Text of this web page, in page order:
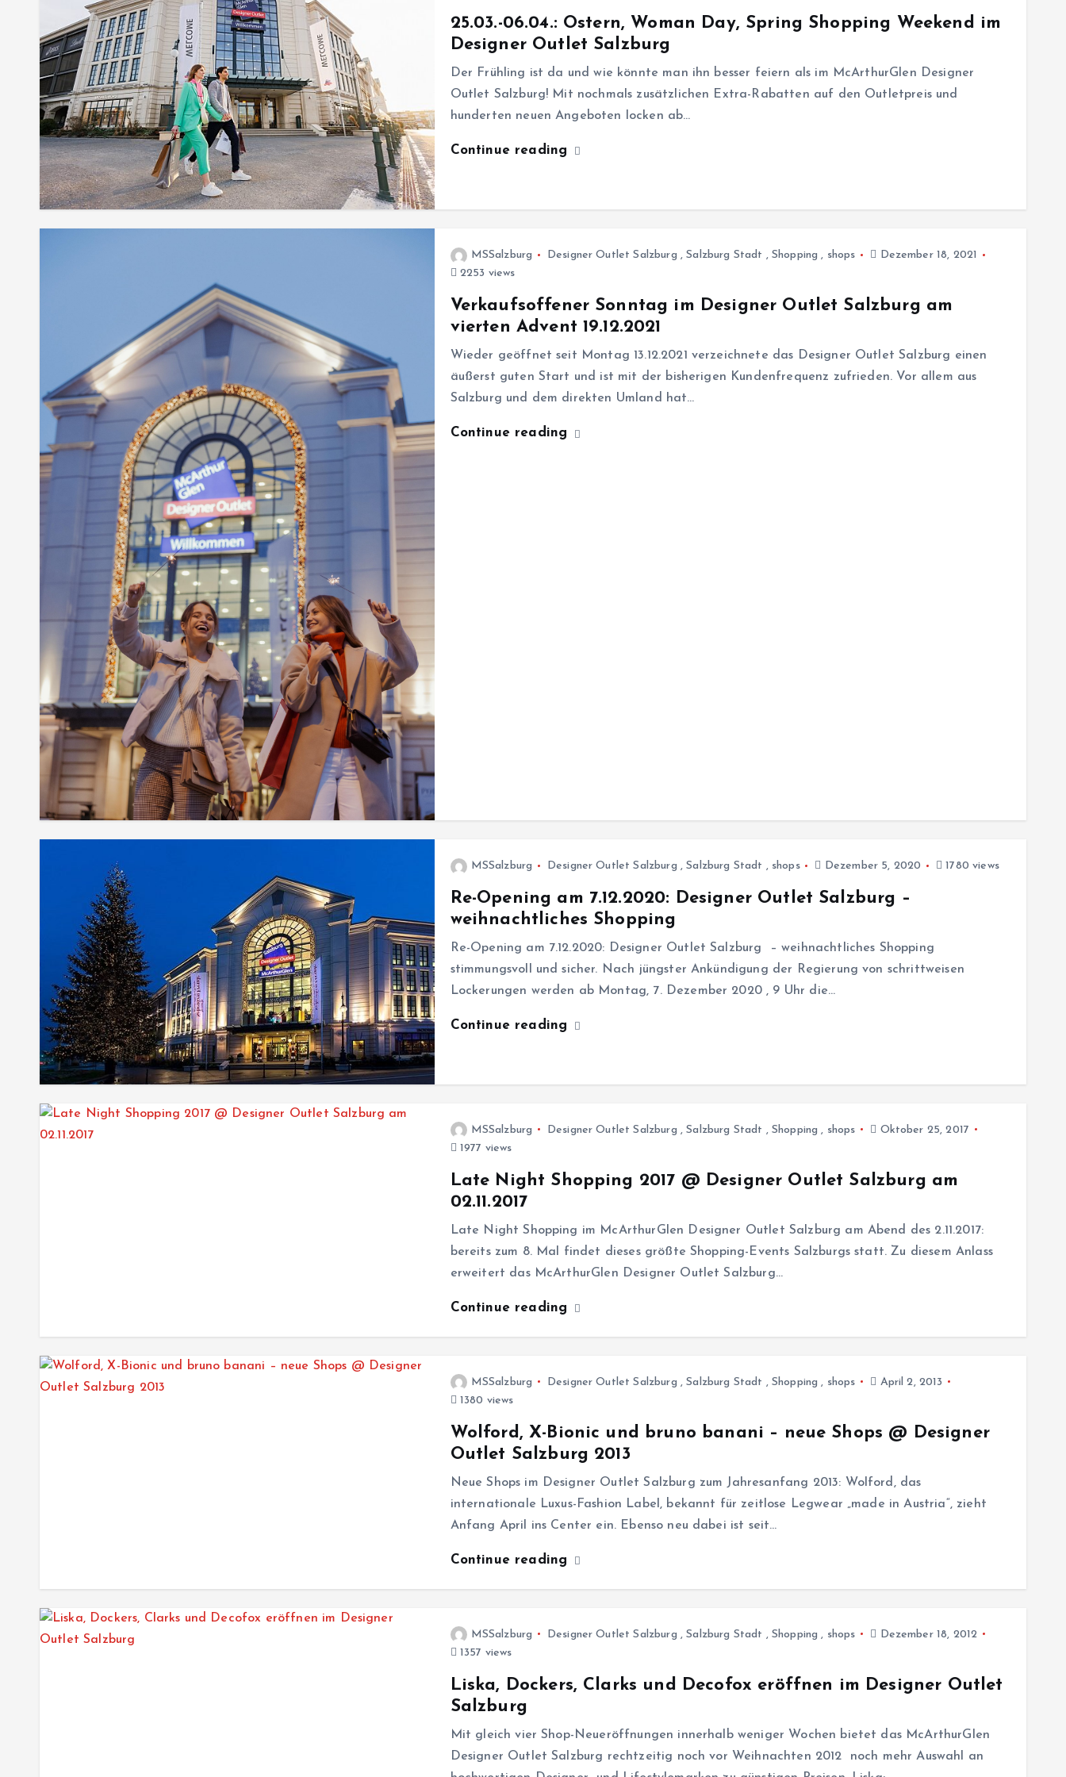
25.03.-06.04.: Ostern, Woman Day, Spring Shopping Weekend im
Designer Outlet Salzburg
Der Frühling ist da und wie könnte man ihn besser feiern als im McArthurGlen Designer
Outlet Salzburg! Mit nochmals zusätzlichen Extra-Rabatten auf den Outletpreis und
hunderten neuen Angeboten locken ab…
Continue reading
MSSalzburg Designer Outlet Salzburg ,Salzburg Stadt , Shopping , shops
Dezember 18, 2021
2253 views
Verkaufsoffener Sonntag im Designer Outlet Salzburg am
vierten Advent 19.12.2021
Wieder geöffnet seit Montag 13.12.2021 verzeichnete das Designer Outlet Salzburg einen
äußerst guten Start und ist mit der bisherigen Kundenfrequenz zufrieden. Vor allem aus
Salzburg und dem direkten Umland hat…
Continue reading
MSSalzburg Designer Outlet Salzburg ,Salzburg Stadt , shops Dezember 5, 2020 1780 views
Re-Opening am 7.12.2020: Designer Outlet Salzburg –
weihnachtliches Shopping
Re-Opening am 7.12.2020: Designer Outlet Salzburg – weihnachtliches Shopping
stimmungsvoll und sicher. Nach jüngster Ankündigung der Regierung von schrittweisen
Lockerungen werden ab Montag, 7. Dezember 2020 , 9 Uhr die…
Continue reading
MSSalzburg Designer Outlet Salzburg ,Salzburg Stadt , Shopping , shops
Oktober 25, 2017
1977 views
Late Night Shopping 2017 @ Designer Outlet Salzburg am
02.11.2017
Late Night Shopping im McArthurGlen Designer Outlet Salzburg am Abend des 2.11.2017:
bereits zum 8. Mal findet dieses größte Shopping-Events Salzburgs statt. Zu diesem Anlass
erweitert das McArthurGlen Designer Outlet Salzburg…
Continue reading
MSSalzburg Designer Outlet Salzburg ,Salzburg Stadt , Shopping , shops
April 2, 2013
1380 views
Wolford, X-Bionic und bruno banani – neue Shops @ Designer
Outlet Salzburg 2013
Neue Shops im Designer Outlet Salzburg zum Jahresanfang 2013: Wolford, das
internationale Luxus-Fashion Label, bekannt für zeitlose Legwear „made in Austria“, zieht
Anfang April ins Center ein. Ebenso neu dabei ist seit…
Continue reading
MSSalzburg Designer Outlet Salzburg ,Salzburg Stadt , Shopping , shops
Dezember 18, 2012
1357 views
Liska, Dockers, Clarks und Decofox eröffnen im Designer Outlet
Salzburg
Mit gleich vier Shop-Neueröffnungen innerhalb weniger Wochen bietet das McArthurGlen
Designer Outlet Salzburg rechtzeitig noch vor Weihnachten 2012 noch mehr Auswahl an